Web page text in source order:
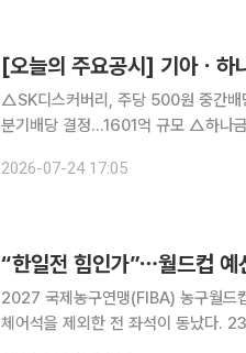
[오늘의 주요공시] 기아ㆍ하
△SK디스커버리, 주당 500원 중간배당 결정...90억 규모 △
분기배당 결정...1601억 규모 △하나금융지주, 보통주 1주당 1155원 분기배당 결정...3079억 규모
주식 취득 결정...2500억 규
2026-07-24 17:05
“한일전 힘인가”⋯월드컵 예
2027 국제농구연맹(FIBA) 농구월드
체어석을 제외한 전 좌석이 동났다. 23일 온라인 커뮤니티와 SNS에는 농구월드컵 아시아 예선 한